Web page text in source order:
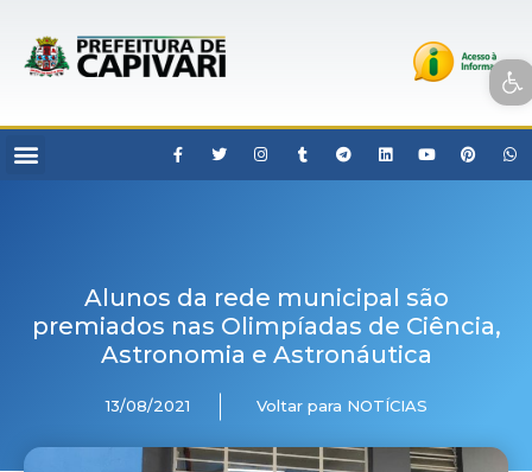
Open toolbar
Alunos da rede municipal são
premiados nas Olimpíadas de Ciência,
Astronomia e Astronáutica
13/08/2021 Voltar para NOTÍCIAS